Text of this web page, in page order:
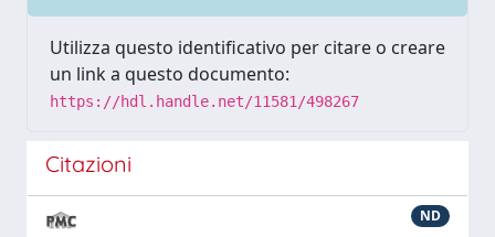
Utilizza questo identificativo per citare o creare
un link a questo documento:
https://hdl.handle.net/11581/498267
Citazioni
ND